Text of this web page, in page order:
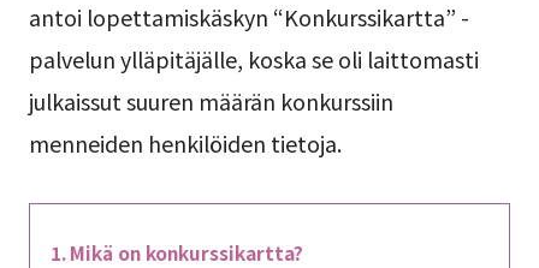
antoi lopettamiskäskyn “Konkurssikartta” -
palvelun ylläpitäjälle, koska se oli laittomasti
julkaissut suuren määrän konkurssiin
menneiden henkilöiden tietoja.
Mikä on konkurssikartta?